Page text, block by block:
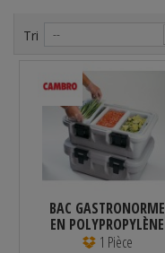
Tri --
BAC GASTRONORME
EN POLYPROPYLÈNE
1/3
1 Pièce